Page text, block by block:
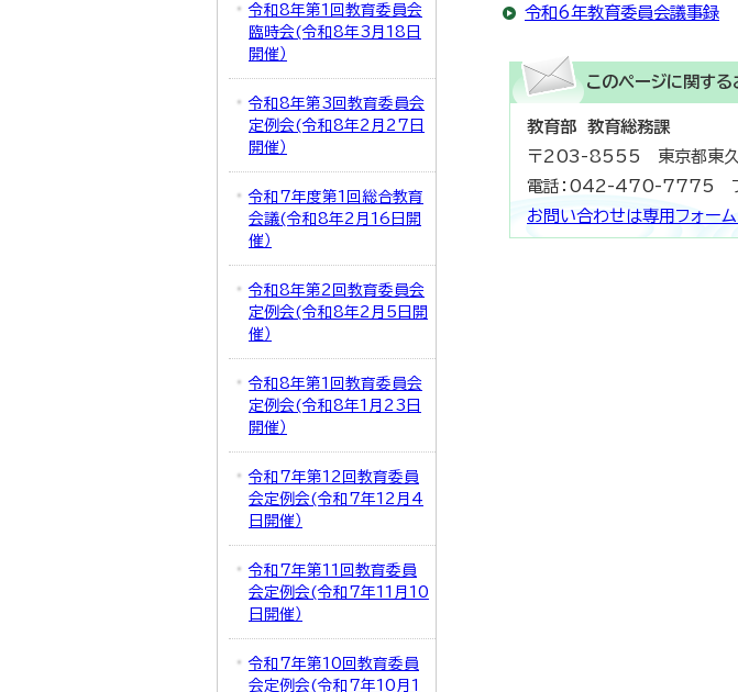
令和6年教育委員会議事録
このページに関する
教育部 教育総務課
〒203-8555 東京都東久
電話：042-470-7775
お問い合わせは専用フォーム
令和8年第1回教育委員会
臨時会(令和8年3月18日
開催）
令和8年第3回教育委員会
定例会(令和8年2月27日
開催）
令和7年度第1回総合教育
会議(令和8年2月16日開
催）
令和8年第2回教育委員会
定例会(令和8年2月5日開
催）
令和8年第1回教育委員会
定例会(令和8年1月23日
開催）
令和7年第12回教育委員
会定例会(令和7年12月4
日開催）
令和7年第11回教育委員
会定例会(令和7年11月10
日開催）
令和7年第10回教育委員
会定例会(令和7年10月1